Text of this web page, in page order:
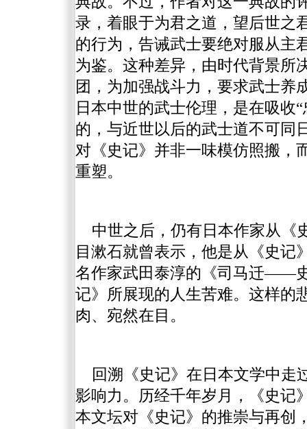
录，着眼于为君之道，望后世之
的行为，告诫武士要绝对服从主
为鉴。这种差异，由时代背景所
团，为加强战斗力，要求武士养
日本中世的武士伦理，是在吸收
的，与近世以后的武士道不可同
对《史记》并非一味模仿照搬，
重塑。
中世之后，仍有日本作家从《
目漱石就曾表示，他是从《史记
名作家武田泰淳的《司马迁——
记》所展现的人生苦难。这样的
肉、宛然在目。
回溯《史记》在日本文学中走
影响力。历经千年岁月，《史记
本文坛对《史记》的推崇与再创